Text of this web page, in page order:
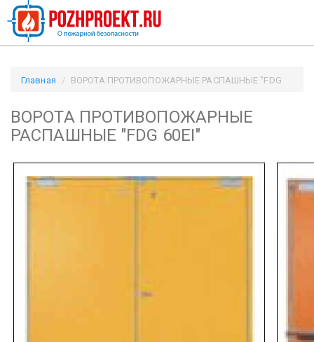
Главная
ВОРОТА ПРОТИВОПОЖАРНЫЕ РАСПАШНЫЕ "FDG
ВОРОТА ПРОТИВОПОЖАРНЫЕ
РАСПАШНЫЕ "FDG 60EI"